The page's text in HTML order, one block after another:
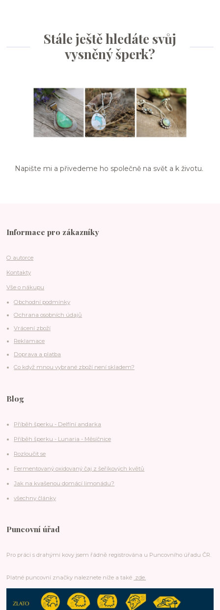
Stále ještě hledáte svůj
vysněný šperk?
Napište mi a přivedeme ho společně na svět a k životu.
Informace pro zákazníky
O autorce
Kontakty
Vše o nákupu
Obchodní podmínky
Ochrana osobních údajů
Vrácení zboží
Reklamace
Doprava a platba
Co když mnou vybrané zboží není skladem?
Blog
Příběh šperku - Delfíní andarka
Příběh šperku - Lunaria - Měsíčnice
Rozloučit se
Fermentovaný oxidovaný čaj z šeříkových květů
Jak na kvašenou domácí limonádu?
všechny články
Puncovní úřad
Pro práci s drahými kovy jsem řádně registrována u Puncovního úřadu ČR.
Platné puncovní značky naleznete níže a také zde.